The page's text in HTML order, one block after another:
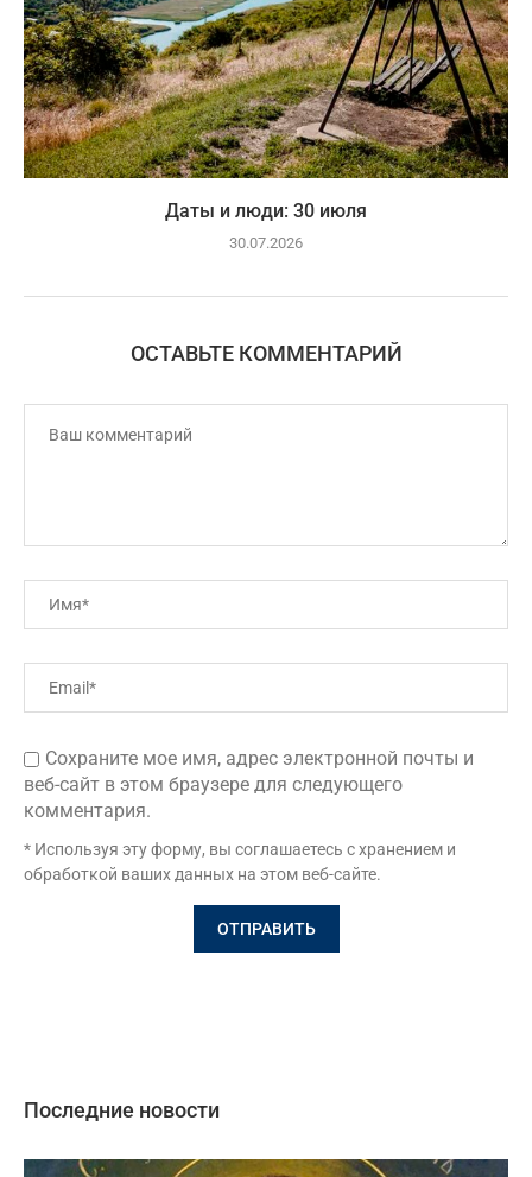
Даты и люди: 30 июля
30.07.2026
ОСТАВЬТЕ КОММЕНТАРИЙ
Сохраните мое имя, адрес электронной почты и
веб-сайт в этом браузере для следующего
комментария.
* Используя эту форму, вы соглашаетесь с хранением и
обработкой ваших данных на этом веб-сайте.
Последние новости